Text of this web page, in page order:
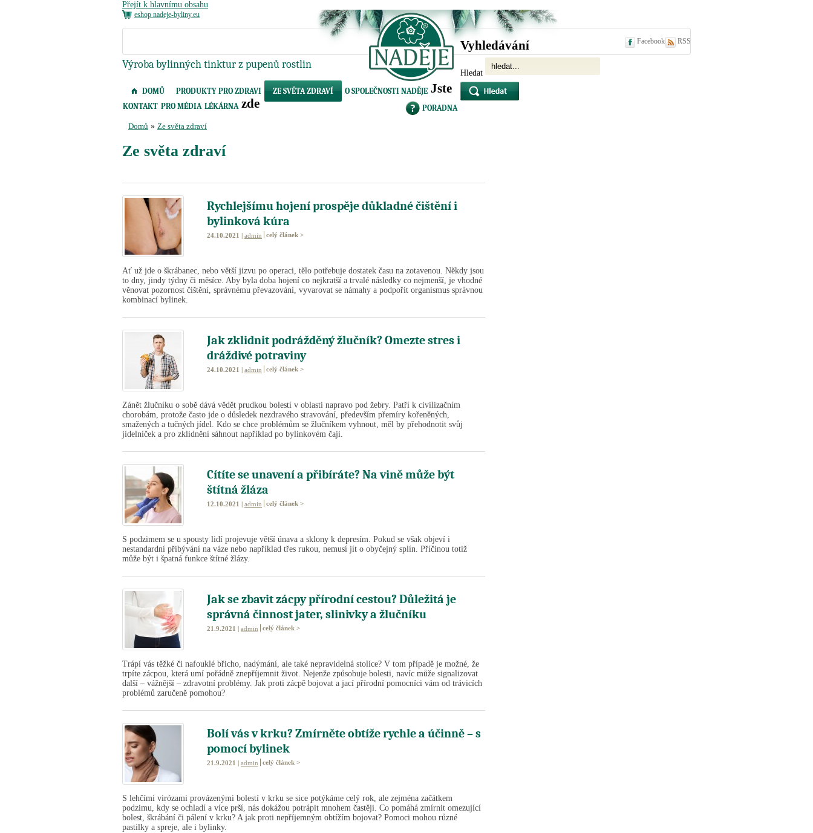
Přejít k hlavnímu obsahu
eshop nadeje-byliny.eu
Výroba bylinných tinktur z pupenů rostlin
Facebook RSS
Vyhledávání
Hledat
DOMŮ PRODUKTY PRO ZDRAVI ZE SVĚTA ZDRAVÍ
O SPOLEČNOSTI NADĚJE
KONTAKT PRO MÉDIA LÉKÁRNA PORADNA
Jste
zde
Domů » Ze světa zdraví
Ze světa zdraví
Rychlejšímu hojení prospěje důkladné čištění i
bylinková kúra
24.10.2021 | admin celý článek >
Ať už jde o škrábanec, nebo větší jizvu po operaci, tělo potřebuje dostatek času na zotavenou. Někdy jsou
to dny, jindy týdny či měsíce. Aby byla doba hojení co nejkratší a trvalé následky co nejmenší, je vhodné
věnovat pozornost čištění, správnému převazování, vyvarovat se námahy a podpořit organismus správnou
kombinací bylinek.
Jak zklidnit podrážděný žlučník? Omezte stres i
dráždivé potraviny
24.10.2021 | admin celý článek >
Zánět žlučníku o sobě dává vědět prudkou bolestí v oblasti napravo pod žebry. Patří k civilizačním
chorobám, protože často jde o důsledek nezdravého stravování, především přemíry kořeněných,
smažených a tučných jídel. Kdo se chce problémům se žlučníkem vyhnout, měl by přehodnotit svůj
jídelníček a pro zklidnění sáhnout například po bylinkovém čaji.
Cítíte se unavení a přibíráte? Na vině může být
štítná žláza
12.10.2021 | admin celý článek >
S podzimem se u spousty lidí projevuje větší únava a sklony k depresím. Pokud se však objeví i
nestandardní přibývání na váze nebo například třes rukou, nemusí jít o obyčejný splín. Příčinou totiž
může být i špatná funkce štítné žlázy.
Jak se zbavit zácpy přírodní cestou? Důležitá je
správná činnost jater, slinivky a žlučníku
21.9.2021 | admin celý článek >
Trápí vás těžké či nafouklé břicho, nadýmání, ale také nepravidelná stolice? V tom případě je možné, že
trpíte zácpou, která umí pořádně znepříjemnit život. Nejenže způsobuje bolesti, navíc může signalizovat
další – vážnější – zdravotní problémy. Jak proti zácpě bojovat a jací přírodní pomocníci vám od trávicích
problémů zaručeně pomohou?
Bolí vás v krku? Zmírněte obtíže rychle a účinně – s
pomocí bylinek
21.9.2021 | admin celý článek >
S lehčími virózami provázenými bolestí v krku se sice potýkáme celý rok, ale zejména začátkem
podzimu, kdy se ochladí a více prší, nás dokážou potrápit mnohem častěji. Co pomáhá zmírnit omezující
bolest, škrábání či pálení v krku? A jak proti nepříjemným obtížím bojovat? Pomoci mohou různé
pastilky a spreje, ale i bylinky.